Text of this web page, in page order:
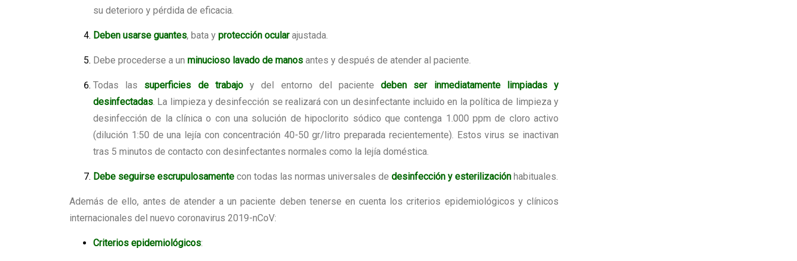
su deterioro y pérdida de eficacia.
Deben usarse guantes, bata y protección ocularajustada.
Debe procederse a un minucioso lavado de manos antes y después de atender al paciente.
Todas las superficies de trabajoy del entorno del pacientedeben ser inmediatamente limpiadas y
desinfectadas . La limpieza y desinfección se realizará con un desinfectante incluido en la política de limpieza y
desinfección de la clínica o con una solución de hipoclorito sódico que contenga 1.000 ppm de cloro activo
(dilución 1:50 de una lejía con concentración 40-50 gr/litro preparada recientemente). Estos virus se inactivan
tras 5 minutos de contacto con desinfectantes normales como la lejía doméstica.
Debe seguirse escrupulosamente con todas las normas universales de desinfección y esterilización habituales.
Además de ello, antes de atender a un paciente deben tenerse en cuenta los criterios epidemiológicos y clínicos
internacionales del nuevo coronavirus 2019-nCoV:
Criterios epidemiológicos: